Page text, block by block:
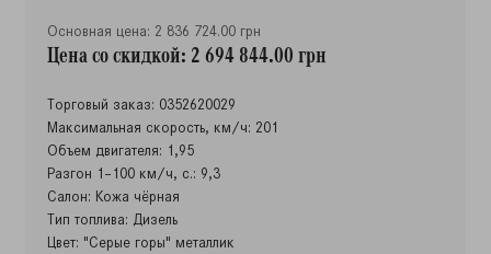
Основная цена: 2 836 724.00 грн
Цена со скидкой: 2 694 844.00 грн
Торговый заказ: 0352620029
Максимальная скорость, км/ч: 201
Объем двигателя: 1,95
Разгон 1–100 км/ч, с.: 9,3
Салон: Кожа чёрная
Тип топлива: Дизель
Цвет: "Серые горы" металлик